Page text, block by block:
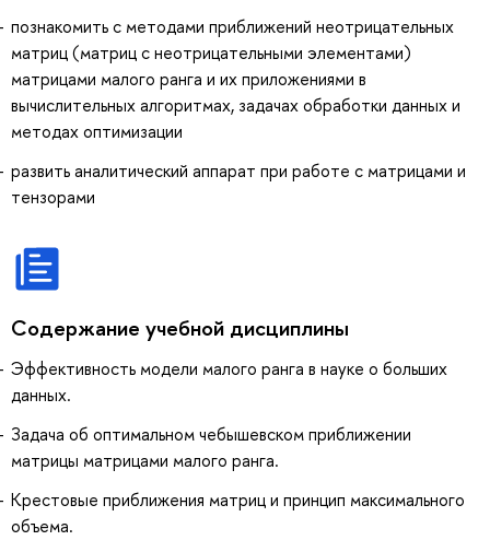
познакомить с методами приближений неотрицательных
матриц (матриц с неотрицательными элементами)
матрицами малого ранга и их приложениями в
вычислительных алгоритмах, задачах обработки данных и
методах оптимизации
развить аналитический аппарат при работе с матрицами и
тензорами
Содержание учебной дисциплины
Эффективность модели малого ранга в науке о больших
данных.
Задача об оптимальном чебышевском приближении
матрицы матрицами малого ранга.
Крестовые приближения матриц и принцип максимального
объема.